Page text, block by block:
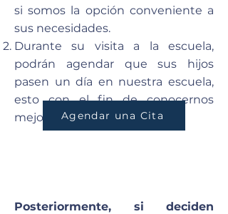
si somos la opción conveniente a
sus necesidades.
Durante su visita a la escuela,
podrán agendar que sus hijos
pasen un día en nuestra escuela,
esto con el fin de conocernos
mejor.
Posteriormente, si deciden
Agendar una Cita